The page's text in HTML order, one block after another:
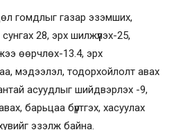
гомдлыг газар эзэмших,
28, эрх шилжүүлэх-25,
өөрчлөх-13.4, эрх
мэдээлэл, тодорхойлолт авах
асуудлыг шийдвэрлэх -9,
барьцаа бүртгэх, хасуулах
эзэлж байна.